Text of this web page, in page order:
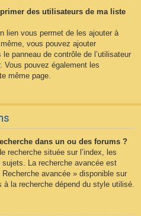
des utilisateurs de ma liste
lien vous permet de les ajouter à
vous pouvez ajouter
panneau de contrôle de l’utilisateur
Vous pouvez également les
même page.
dans un ou des forums ?
recherche située sur l’index, les
La recherche avancée est
avancée » disponible sur
la recherche dépend du style utilisé.